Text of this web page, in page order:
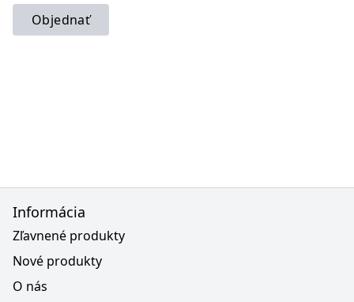
Objednať
Informácia
Zľavnené produkty
Nové produkty
O nás